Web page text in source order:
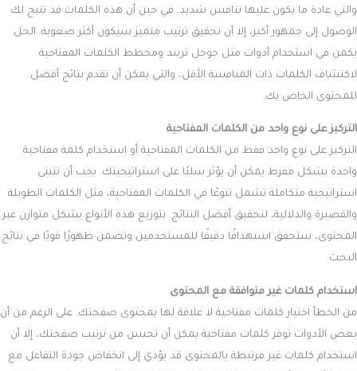
والتي عادة ما يكون عليها تنافس شديد. في حين أن هذه الكلمات قد تتيح لك
الوصول إلى جمهور أكبر، إلا أن تحقيق ترتيب متميز سيكون أكثر صعوبة. الحل
يكمن في استخدام أدوات مثل جوجل تريند ومخطط الكلمات المفتاحية
لاكتشاف الكلمات ذات المنافسة الأقل، والتي يمكن أن تقدم نتائج أفضل
للمحتوى الخاص بك.
التركيز على نوع واحد من الكلمات المفتاحية
التركيز على نوع واحد فقط من الكلمات المفتاحية أو استخدام كلمة مفتاحية
واحدة بشكل مفرط يمكن أن يؤثر سلبًا على استراتيجيتك. يجب أن تتبنى
استراتيجية متكاملة تشمل تنوعًا في الكلمات المفتاحية، مثل الكلمات الطويلة
والقصيرة والدلالية، لتحقيق أفضل النتائج. بتوزيع هذه الأنواع بشكل متوازن عبر
المحتوى، ستحقق استهدافًا دقيقًا للمستخدمين وتضمن ظهورًا قويًا في نتائج
البحث.
استخدام كلمات غير متوافقة مع المحتوى
من الخطأ اختيار كلمات مفتاحية لا علاقة لها بمحتوى صفحتك. على الرغم من أن
بعض الأدوات توفر كلمات مفتاحية يمكن أن تحسن من ترتيب صفحتك، إلا أن
استخدام كلمات غير مرتبطة بالمحتوى قد يؤدي إلى انخفاض جودة التفاعل مع